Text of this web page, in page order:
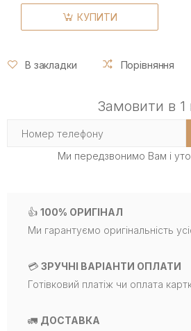
КУПИТИ
В закладки Порівняння
Замовити в 1
Ми передзвонимо Вам і
👍 100% ОРИГІНАЛ
Ми гарантуємо оригінальність
💳 ЗРУЧНІ ВАРІАНТИ ОПЛАТИ
Готівковий платіж чи оплата
🚛 ДОСТАВКА